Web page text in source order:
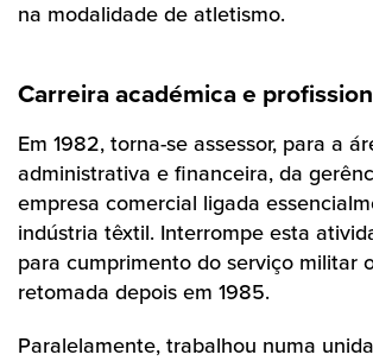
na modalidade de atletismo.
Carreira académica e
Em 1982, torna-se assessor, para a
administrativa e financeira, da
empresa comercial ligada
indústria têxtil. Interrompe esta
para cumprimento do serviço militar
retomada depois em 1985.
Paralelamente, trabalhou numa